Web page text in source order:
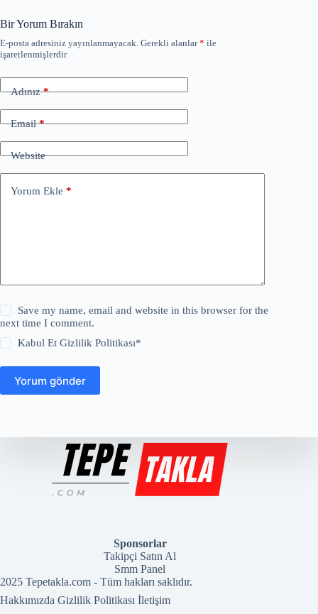
Bir Yorum Bırakın
E-posta adresiniz yayınlanmayacak. Gerekli alanlar* ile
işaretlenmişlerdir
Adınız*
Email*
Website
Yorum Ekle *
Save my name, email and website in this browser for the
next time I comment.
Kabul EtGizlilik Politikası*
Yorum gönder
Sponsorlar
Takipçi Satın Al
Smm Panel
2025 Tepetakla.com - Tüm hakları saklıdır.
Hakkımızda Gizlilik Politikası İletişim